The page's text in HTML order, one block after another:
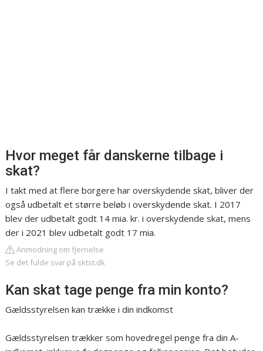
Hvor meget får danskerne tilbage i
skat?
I takt med at flere borgere har overskydende skat, bliver der
også udbetalt et større beløb i overskydende skat. I 2017
blev der udbetalt godt 14 mia. kr. i overskydende skat, mens
der i 2021 blev udbetalt godt 17 mia.
Anmodning om fjernelse
Se det fulde svar på sktst.dk
Kan skat tage penge fra min konto?
Gældsstyrelsen kan trække i din indkomst
Gældsstyrelsen trækker som hovedregel penge fra din A-